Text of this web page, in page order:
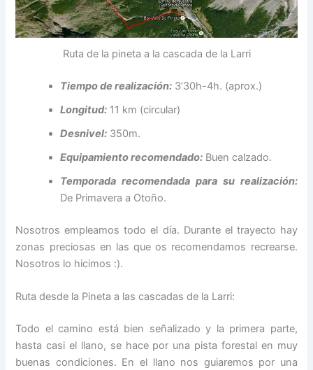
Ruta de la pineta a la cascada de la Larri
Tiempo de realización: 3’30h-4h. (aprox.)
Longitud: 11 km (circular)
Desnivel: 350m.
Equipamiento recomendado: Buen calzado.
Temporada recomendada para su realización:
De Primavera a Otoño.
Nosotros empleamos todo el día. Durante el trayecto hay
zonas preciosas en las que os recomendamos recrearse.
Nosotros lo hicimos :).
Ruta desde la Pineta a las cascadas de la Larri:
Todo el camino está bien señalizado y la primera parte,
hasta casi el llano, se hace por una pista forestal en muy
buenas condiciones. En el llano nos guiaremos por una